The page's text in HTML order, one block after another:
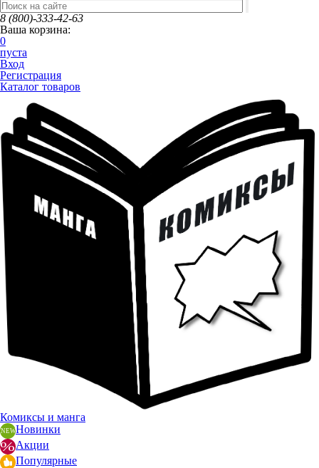
8 (800)-333-42-63
Ваша корзина:
0
пуста
Вход
Регистрация
Каталог товаров
Комиксы и манга
Новинки
Акции
Популярные